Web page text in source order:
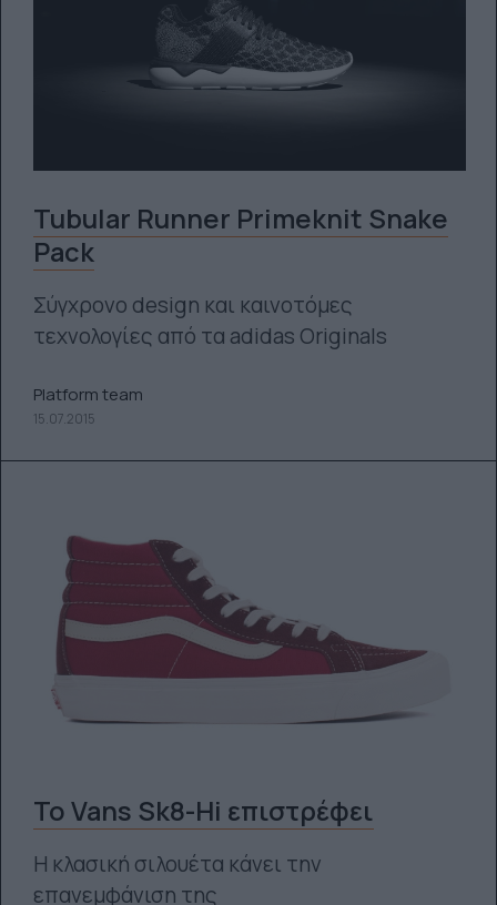
Tubular Runner Primeknit Snake
Pack
Σύγχρονο design και καινοτόμες
τεχνολογίες από τα adidas Originals
Platform team
15.07.2015
Το Vans Sk8-Hi επιστρέφει
Η κλασική σιλουέτα κάνει την
επανεμφάνιση της